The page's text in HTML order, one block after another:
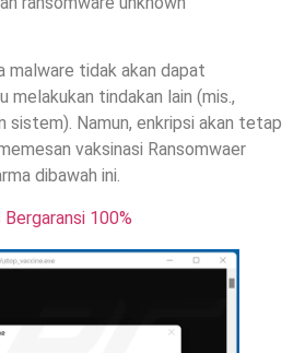
malware tidak akan dapat
melakukan tindakan lain (mis.,
sistem). Namun, enkripsi akan tetap
vaksinasi Ransomwaer
dibawah ini.
100%